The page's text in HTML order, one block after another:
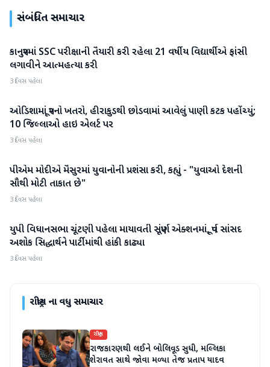
સંબંધિત સમાચાર
રાષ્ટ્રીય
કાનપુરમાં SSC પરીક્ષાની તૈયારી કરી રહેલા 21 વર્ષીય વિદ્યાર્થીએ ફાંસી
લગાવીને આત્મહત્યા કરી
3 દિવસ પહેલા
રાષ્ટ્રીય
ઓડિશામાં પૂરનો ખતરો, હીરાકુડથી છોડવામાં આવેલું પાણી કટક પહોંચ્યું;
10 જિલ્લાઓ હાઇ એલર્ટ પર
3 દિવસ પહેલા
રાષ્ટ્રીય
પીએમ મોદીએ મૈસુરમાં યુવાનોની પ્રશંસા કરી, કહ્યું - "યુવાઓ દેશની
સૌથી મોટી તાકાત છે"
3 દિવસ પહેલા
રાષ્ટ્રીય
યુપી વિધાનસભા ચૂંટણી પહેલા માયાવતી સંપૂર્ણ એક્શનમાં, પૂર્વ સાંસદ
અશોક સિદ્ધાર્થને પાર્ટીમાંથી હાંકી કાઢ્યા
3 દિવસ પહેલા
રાષ્ટ્રીયના વધુ સમાચાર
રાષ્ટ્રીય
રાજકારણથી લઈને બોલિવૂડ સુધી, મલ્લિકા
શેરાવત સાથે જોવા મળ્યા તેજ પ્રતાપ યાદવ